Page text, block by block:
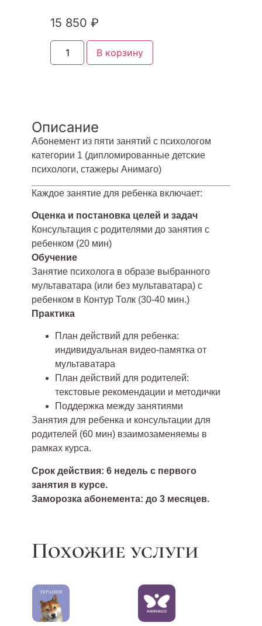
15 850₽
В корзину
Описание
Абонемент из пяти занятий с психологом
категории 1 (дипломированные детские
психологи, стажеры Анимаго)
Каждое занятие для ребенка включает:
Оценка и постановка целей и задач
Консультация с родителями до занятия с
ребенком (20 мин)
Обучение
Занятие психолога в образе выбранного
мультаватара (или без мультаватара) с
ребенком в Контур Толк (30-40 мин.)
Практика
План действий для ребенка:
индивидуальная видео-памятка от
мультаватара
План действий для родителей:
текстовые рекомендации и методички
Поддержка между занятиями
Занятия для ребенка и консультации для
родителей (60 мин) взаимозаменяемы в
рамках курса.
Срок действия: 6 недель с первого
занятия в курсе.
Заморозка абонемента: до 3 месяцев.